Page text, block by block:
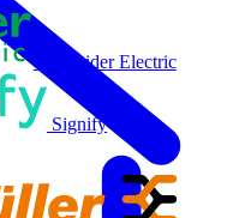
Schneider Electric
Signify